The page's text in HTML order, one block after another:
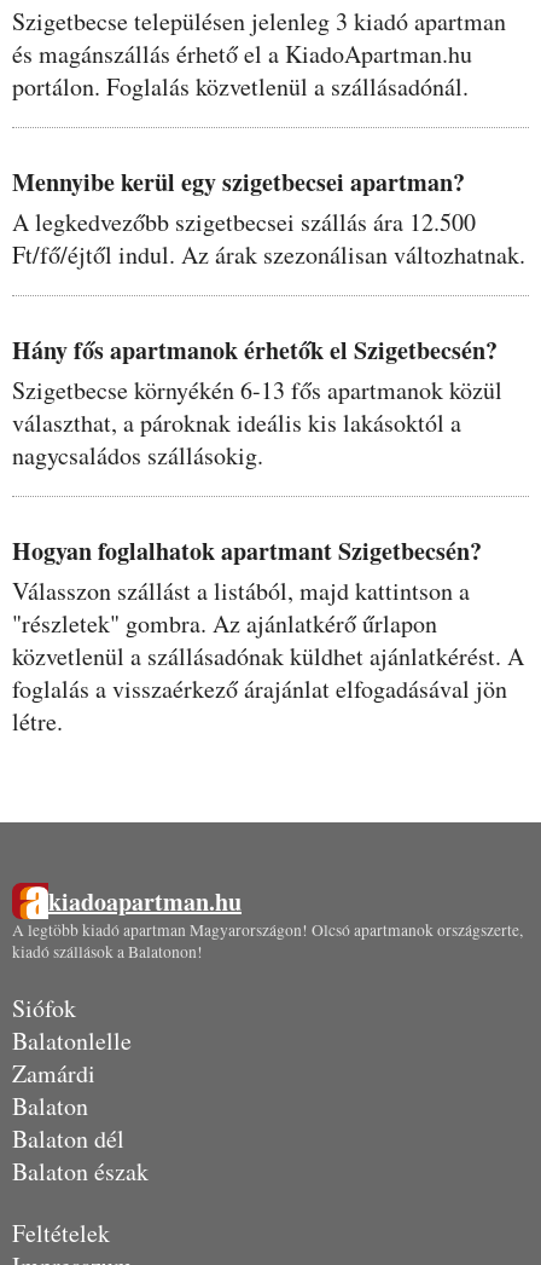
Szigetbecse településen jelenleg 3 kiadó apartman
és magánszállás érhető el a KiadoApartman.hu
portálon. Foglalás közvetlenül a szállásadónál.
Mennyibe kerül egy szigetbecsei apartman?
A legkedvezőbb szigetbecsei szállás ára 12.500
Ft/fő/éjtől indul. Az árak szezonálisan változhatnak.
Hány fős apartmanok érhetők el Szigetbecsén?
Szigetbecse környékén 6-13 fős apartmanok közül
választhat, a pároknak ideális kis lakásoktól a
nagycsaládos szállásokig.
Hogyan foglalhatok apartmant Szigetbecsén?
Válasszon szállást a listából, majd kattintson a
"részletek" gombra. Az ajánlatkérő űrlapon
közvetlenül a szállásadónak küldhet ajánlatkérést. A
foglalás a visszaérkező árajánlat elfogadásával jön
létre.
kiadoapartman.hu
A legtöbb kiadó apartman Magyarországon! Olcsó apartmanok országszerte,
kiadó szállások a Balatonon!
Siófok
Balatonlelle
Zamárdi
Balaton
Balaton dél
Balaton észak
Feltételek